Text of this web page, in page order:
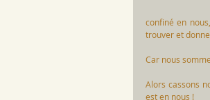
confiné en
trouver et
Car nous
Alors cassons
est en nous !